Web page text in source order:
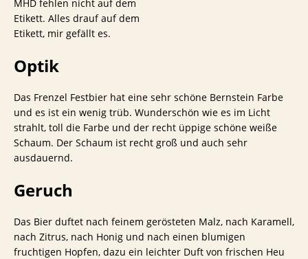
MHD fehlen nicht auf dem
Etikett. Alles drauf auf dem
Etikett, mir gefällt es.
Optik
Das Frenzel Festbier hat eine sehr schöne Bernstein Farbe
und es ist ein wenig trüb. Wunderschön wie es im Licht
strahlt, toll die Farbe und der recht üppige schöne weiße
Schaum. Der Schaum ist recht groß und auch sehr
ausdauernd.
Geruch
Das Bier duftet nach feinem gerösteten Malz, nach Karamell,
nach Zitrus, nach Honig und nach einen blumigen
fruchtigen Hopfen, dazu ein leichter Duft von frischen Heu